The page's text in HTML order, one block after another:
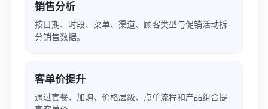
销售分析
按日期、时段、菜单、渠道、顾客类型与促销活动拆
分销售数据。
客单价提升
通过套餐、加购、价格层级、点单流程和产品组合提